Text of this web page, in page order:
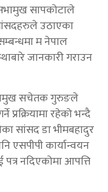
सापकोटाले
उठाएका
म नेपाल
जानकारी गराउन
सचेतक गुरुङले
रहेको भन्दै
सांसद डा भीमबहादुर
एसपीपी कार्यान्वयन
पत्र नदिएकोमा आपत्ति